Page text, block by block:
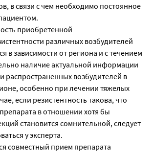
в связи с чем необходимо постоянное
приобретенной
различных возбудителей
в зависимости от региона и с течением
наличие актуальной информации
распространенных возбудителей в
особенно при лечении тяжелых
если резистентность такова, что
в отношении хотя бы
становится сомнительной, следует
у эксперта.
совместный прием препарата